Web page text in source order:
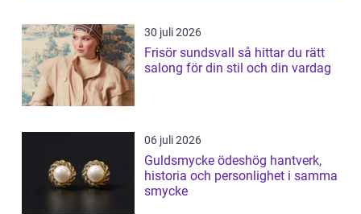
30 juli 2026
Frisör sundsvall så hittar du rätt
salong för din stil och din vardag
06 juli 2026
Guldsmycke ödeshög hantverk,
historia och personlighet i samma
smycke